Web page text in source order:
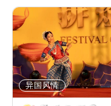
异国风情